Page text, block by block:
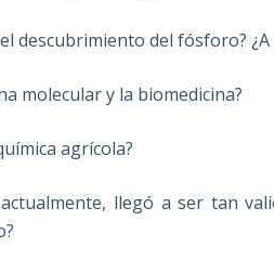
descubrimiento del fósforo?
molecular y la biomedicina?
agrícola?
llegó a ser tan